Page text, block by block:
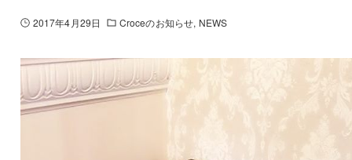
2017年4月29日 Croceのお知らせ NEWS